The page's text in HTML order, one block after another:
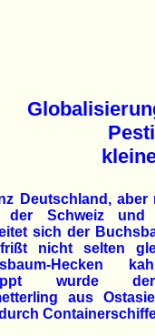
Deutschland, aber
der Schweiz und
sich der
nicht selten
Hecken
wurde
aus